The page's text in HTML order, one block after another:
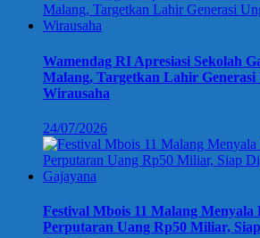
Wamendag RI Apresiasi Sekolah
Malang, Targetkan Lahir
Wirausaha
24/07/2026
Festival Mbois 11 Malang
Perputaran Uang Rp50 Miliar,